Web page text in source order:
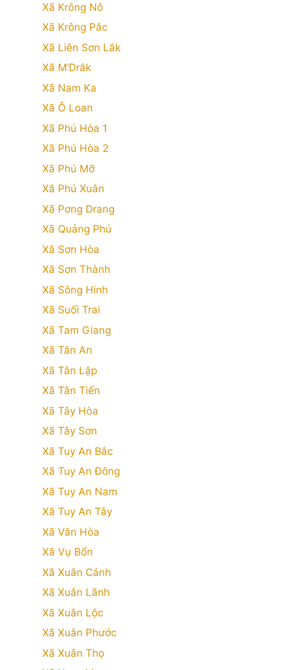
Xã Krông Nô
Xã Krông Pắc
Xã Liên Sơn Lắk
Xã M’Drắk
Xã Nam Ka
Xã Ô Loan
Xã Phú Hòa 1
Xã Phú Hòa 2
Xã Phú Mỡ
Xã Phú Xuân
Xã Pơng Drang
Xã Quảng Phú
Xã Sơn Hòa
Xã Sơn Thành
Xã Sông Hinh
Xã Suối Trai
Xã Tam Giang
Xã Tân An
Xã Tân Lập
Xã Tân Tiến
Xã Tây Hòa
Xã Tây Sơn
Xã Tuy An Bắc
Xã Tuy An Đông
Xã Tuy An Nam
Xã Tuy An Tây
Xã Vân Hòa
Xã Vụ Bổn
Xã Xuân Cảnh
Xã Xuân Lãnh
Xã Xuân Lộc
Xã Xuân Phước
Xã Xuân Thọ